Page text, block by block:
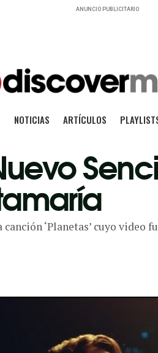
ANUNCIO PUBLICITARIO
NOTICIAS ARTÍCULOS
‘Planetas’ cuyo